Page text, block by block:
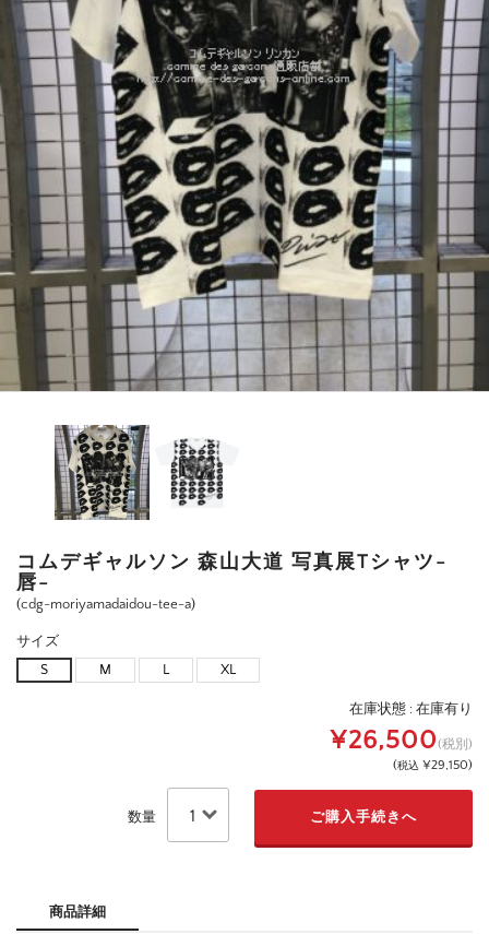
コムデギャルソン 森山大道 写真展Tシャツ-
唇-
(cdg-moriyamadaidou-tee-a)
サイズ
S
M L XL
在庫状態 : 在庫有り
¥26,500(税別)
(税込 ¥29,150)
数量
商品詳細